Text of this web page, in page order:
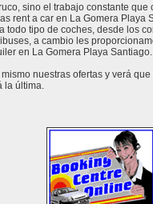
sino el trabajo constante
rent a car en La Gomera Playa
todo tipo de coches, desde los
a cambio les
en La Gomera Playa Santiago.
nuestras ofertas y verá
la última.